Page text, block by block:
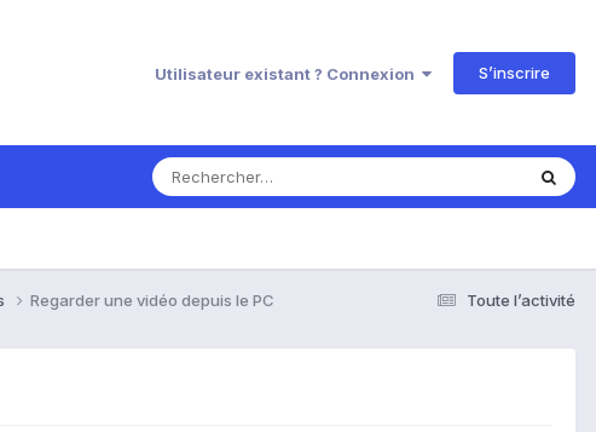
Utilisateur existant ? Connexion S’inscrire
Toute l’activité
Regarder une vidéo depuis le PC